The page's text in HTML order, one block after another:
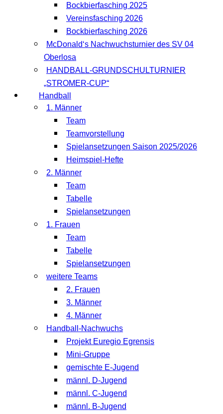
Bockbierfasching 2025
Vereinsfasching 2026
Bockbierfasching 2026
McDonald‘s Nachwuchsturnier des SV 04
Oberlosa
HANDBALL-GRUNDSCHULTURNIER
„STROMER-CUP“
Handball
1. Männer
Team
Teamvorstellung
Spielansetzungen Saison 2025/2026
Heimspiel-Hefte
2. Männer
Team
Tabelle
Spielansetzungen
1. Frauen
Team
Tabelle
Spielansetzungen
weitere Teams
2. Frauen
3. Männer
4. Männer
Handball-Nachwuchs
Projekt Euregio Egrensis
Mini-Gruppe
gemischte E-Jugend
männl. D-Jugend
männl. C-Jugend
männl. B-Jugend